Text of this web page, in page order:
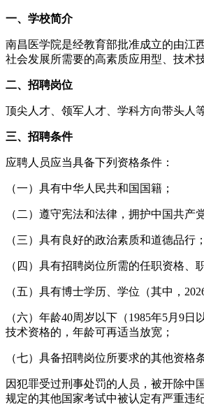
一、学校简介
南昌医学院是经教育部批准成立的由江
社会发展所需要的高素质应用型、技术
二、招聘岗位
顶尖人才、领军人才、学科方向带头人
三、招聘条件
应聘人员应当具备下列资格条件：
（一）具有中华人民共和国国籍；
（二）遵守宪法和法律，拥护中国共产
（三）具有良好的政治素质和道德品行；
（四）具有招聘岗位所需的任职资格、
（五）具有博士学历、学位（其中，
（六）年龄40周岁以下（1985年5月9
技术资格的，年龄可再适当放宽；
（七）具备招聘岗位所要求的其他资格
因犯罪受过刑事处罚的人员，被开除中
规定的其他国家考试中被认定有严重违